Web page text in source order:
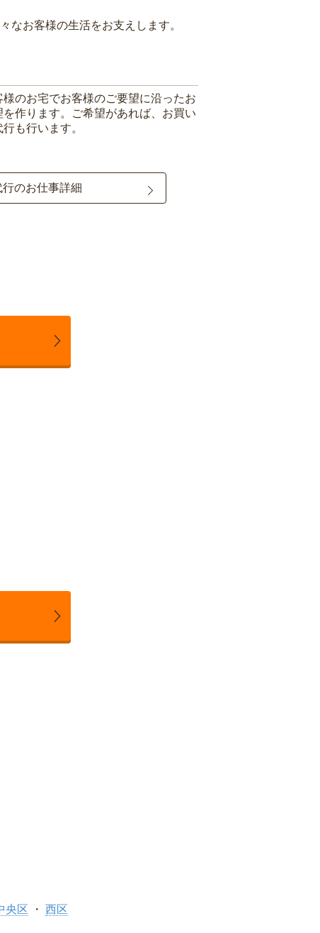
なお客様の生活をお支えします。
様のお宅でお客様のご要望に沿ったお
を作ります。ご希望があれば、お買い
も行います。
行のお仕事詳細
央区
西区